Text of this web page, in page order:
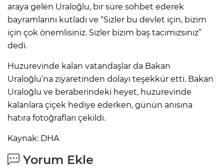
araya gelen Uraloğlu, bir süre sohbet ederek
bayramlarını kutladı ve “Sizler bu devlet için, bizim
için çok önemlisiniz. Sizler bizim baş tacımızsınız”
dedi.
Huzurevinde kalan vatandaşlar da Bakan
Uraloğlu’na ziyaretinden dolayı teşekkür etti. Bakan
Uraloğlu ve beraberindeki heyet, huzurevinde
kalanlara çiçek hediye ederken, günün anısına
hatıra fotoğrafları çekildi.
Kaynak: DHA
Yorum Ekle